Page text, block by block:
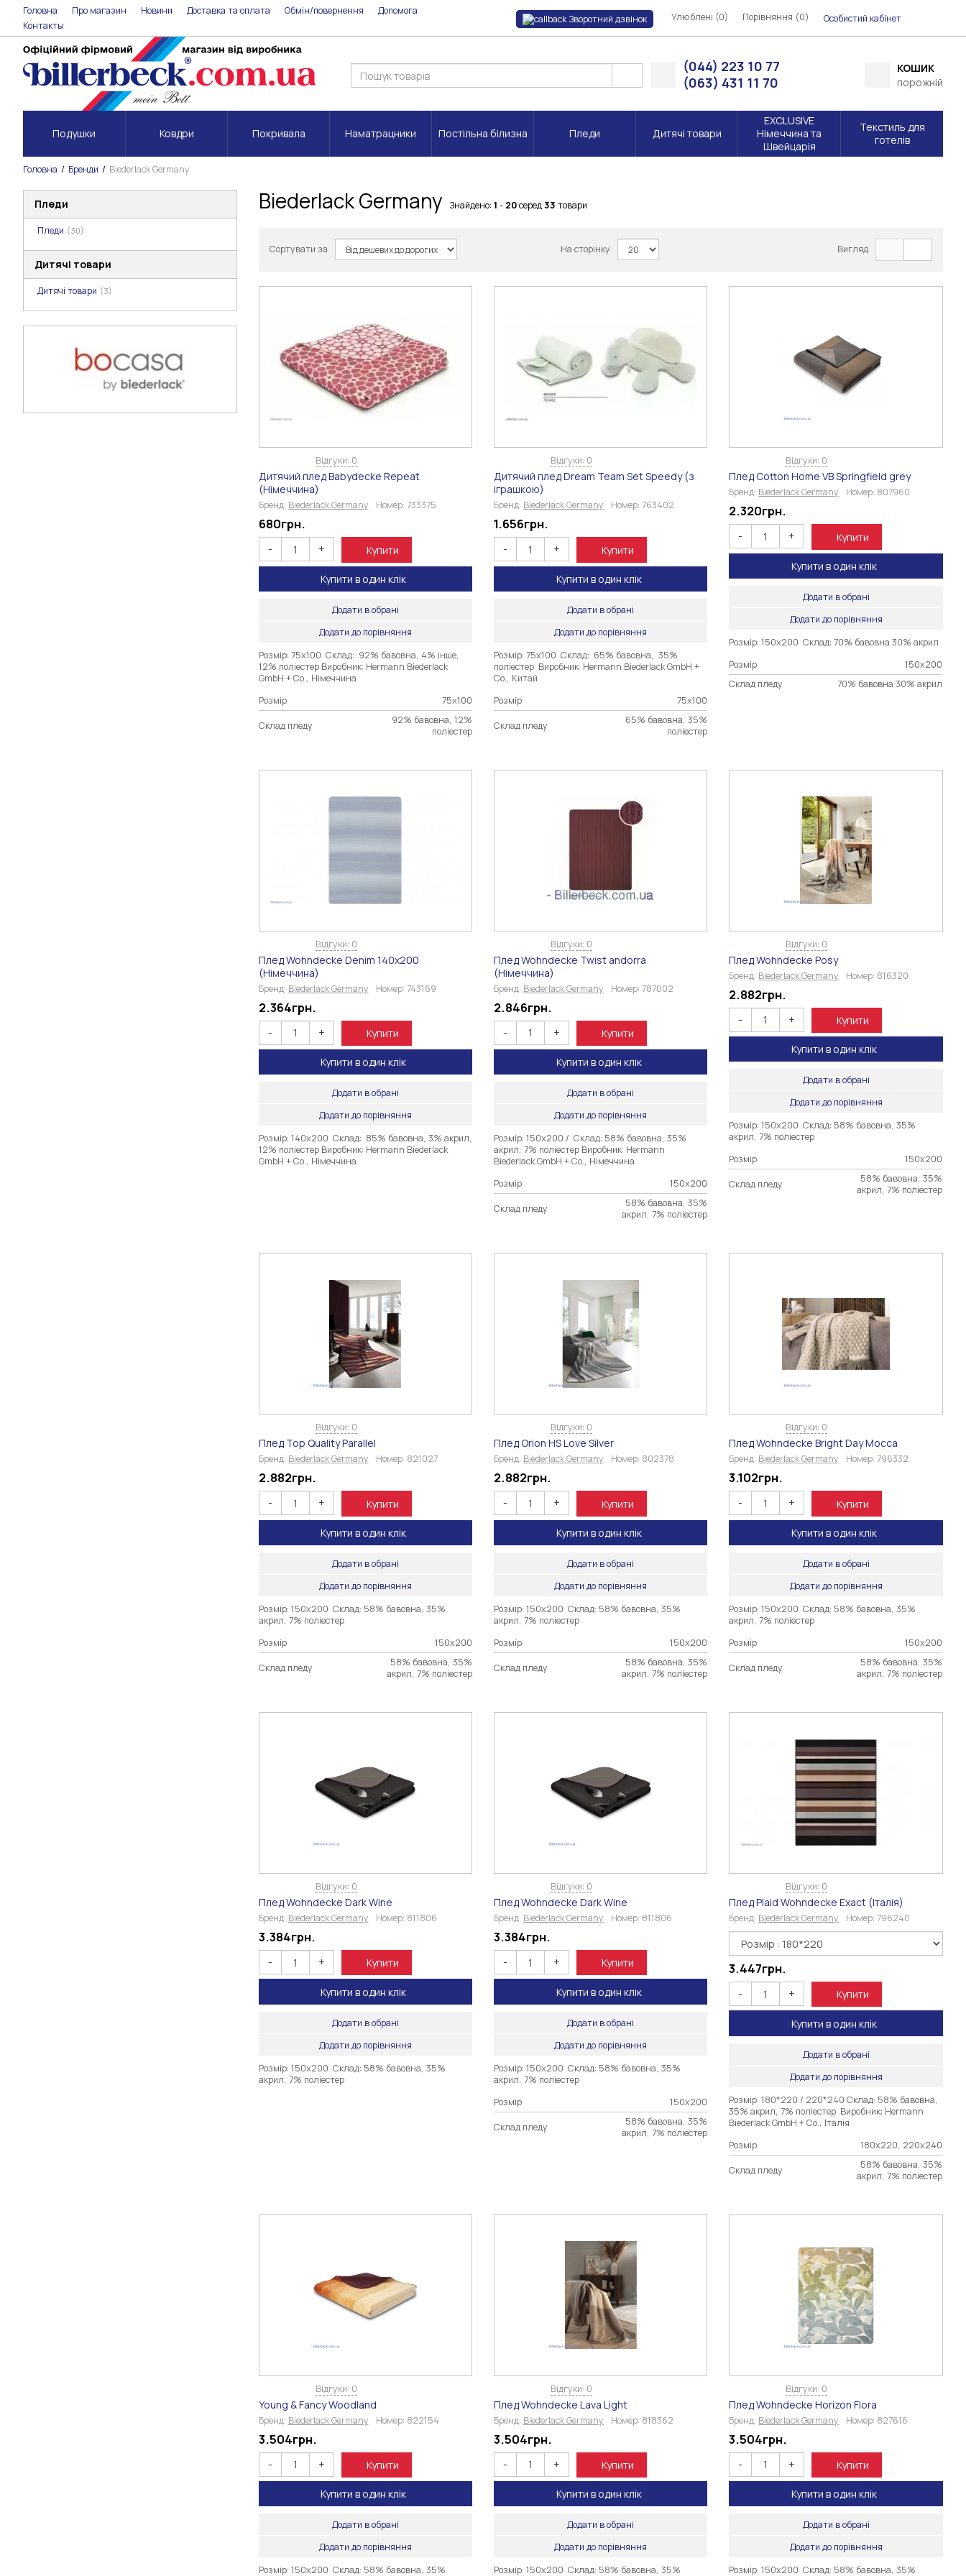
Головна Про магазин Новини Доставка та оплата Обмін/повернення
Допомога
Контакты
Зворотний дзвінок Улюблені (0) Порівняння (0) Особистий кабінет
(044) 223 10 77
(063) 431 11 70
КОШИК
порожній
Подушки Ковдри Покривала Наматрацники Постільна білизна Пледи Дитячі товари
EXCLUSIVE
Німеччина та
Швейцарія
Текстиль для
готелів
Головна Бренди Biederlack Germany
Пледи
Пледи (30)
Дитячі товари
Дитячі товари (3)
Biederlack Germany Знайдено: 1 - 20серед 33 товари
Сортувати за На сторінку Вигляд
Відгуки: 0
Дитячий плед Babydecke Repeat
(Німеччина)
Бренд: Biederlack Germany Номер: 733375
680грн.
- + Купити
Купити в один клік
Додати в обрані
Додати до порівняння
Розмір: 75х100 Склад: 92% бавовна, 4% інше,
12% поліестер Виробник: Hermann Biederlack
GmbH + Co., Німеччина
Розмір
75х100
Склад пледу
92% бавовна, 12%
поліестер
Відгуки: 0
Дитячий плед Dream Team Set Speedy (з
іграшкою)
Бренд: Biederlack Germany Номер: 763402
1.656грн.
- + Купити
Купити в один клік
Додати в обрані
Додати до порівняння
Розмір: 75х100 Склад: 65% бавовна, 35%
поліестер Виробник: Hermann Biederlack GmbH +
Co., Китай
Розмір
75х100
Склад пледу
65% бавовна, 35%
поліестер
Відгуки: 0
Плед Cotton Home VB Springfield grey
Бренд: Biederlack Germany Номер: 807960
2.320грн.
- + Купити
Купити в один клік
Додати в обрані
Додати до порівняння
Розмір: 150х200 Склад: 70% бавовна 30% акрил
Розмір
150х200
Склад пледу
70% бавовна 30% акрил
Відгуки: 0
Плед Wohndecke Denim 140х200
(Німеччина)
Бренд: Biederlack Germany Номер: 743169
2.364грн.
- + Купити
Купити в один клік
Додати в обрані
Додати до порівняння
Розмір: 140х200 Склад: 85% бавовна, 3% акрил,
12% поліестер Виробник: Hermann Biederlack
GmbH + Co., Німеччина
Відгуки: 0
Плед Wohndecke Twist andorra
(Німеччина)
Бренд: Biederlack Germany Номер: 787002
2.846грн.
- + Купити
Купити в один клік
Додати в обрані
Додати до порівняння
Розмір: 150х200 / Склад: 58% бавовна, 35%
акрил, 7% поліестер Виробник: Hermann
Biederlack GmbH + Co., Німеччина
Розмір
150х200
Склад пледу
58% бавовна, 35%
акрил, 7% поліестер
Відгуки: 0
Плед Wohndecke Posy
Бренд: Biederlack Germany Номер: 816320
2.882грн.
- + Купити
Купити в один клік
Додати в обрані
Додати до порівняння
Розмір: 150х200 Склад: 58% бавовна, 35%
акрил, 7% поліестер
Розмір
150х200
Склад пледу
58% бавовна, 35%
акрил, 7% поліестер
Відгуки: 0
Плед Top Quality Parallel
Бренд: Biederlack Germany Номер: 821027
2.882грн.
- + Купити
Купити в один клік
Додати в обрані
Додати до порівняння
Розмір: 150х200 Склад: 58% бавовна, 35%
акрил, 7% поліестер
Розмір
150х200
Склад пледу
58% бавовна, 35%
акрил, 7% поліестер
Відгуки: 0
Плед Orion HS Love Silver
Бренд: Biederlack Germany Номер: 802378
2.882грн.
- + Купити
Купити в один клік
Додати в обрані
Додати до порівняння
Розмір: 150х200 Склад: 58% бавовна, 35%
акрил, 7% поліестер
Розмір
150х200
Склад пледу
58% бавовна, 35%
акрил, 7% поліестер
Відгуки: 0
Плед Wohndecke Bright Day Mocca
Бренд: Biederlack Germany Номер: 796332
3.102грн.
- + Купити
Купити в один клік
Додати в обрані
Додати до порівняння
Розмір: 150х200 Склад: 58% бавовна, 35%
акрил, 7% поліестер
Розмір
150х200
Склад пледу
58% бавовна, 35%
акрил, 7% поліестер
Відгуки: 0
Плед Wohndecke Dark Wine
Бренд: Biederlack Germany Номер: 811806
3.384грн.
- + Купити
Купити в один клік
Додати в обрані
Додати до порівняння
Розмір: 150х200 Склад: 58% бавовна, 35%
акрил, 7% поліестер
Відгуки: 0
Плед Wohndecke Dark Wine
Бренд: Biederlack Germany Номер: 811806
3.384грн.
- + Купити
Купити в один клік
Додати в обрані
Додати до порівняння
Розмір: 150х200 Склад: 58% бавовна, 35%
акрил, 7% поліестер
Розмір
150х200
Склад пледу
58% бавовна, 35%
акрил, 7% поліестер
Відгуки: 0
Плед Plaid Wohndecke Exact (Італія)
Бренд: Biederlack Germany Номер: 796240
3.447грн.
- + Купити
Купити в один клік
Додати в обрані
Додати до порівняння
Розмір: 180*220 / 220*240 Склад: 58% бавовна,
35% акрил, 7% поліестер Виробник: Hermann
Biederlack GmbH + Co., Італія
Розмір
180х220, 220х240
Склад пледу
58% бавовна, 35%
акрил, 7% поліестер
Відгуки: 0
Young & Fancy Woodland
Бренд: Biederlack Germany Номер: 822154
3.504грн.
- + Купити
Купити в один клік
Додати в обрані
Додати до порівняння
Розмір: 150х200 Склад: 58% бавовна, 35%
Відгуки: 0
Плед Wohndecke Lava Light
Бренд: Biederlack Germany Номер: 818362
3.504грн.
- + Купити
Купити в один клік
Додати в обрані
Додати до порівняння
Розмір: 150х200 Склад: 58% бавовна, 35%
Відгуки: 0
Плед Wohndecke Horizon Flora
Бренд: Biederlack Germany Номер: 827616
3.504грн.
- + Купити
Купити в один клік
Додати в обрані
Додати до порівняння
Розмір: 150х200 Склад: 58% бавовна, 35%